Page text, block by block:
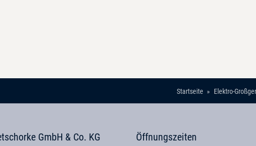
Startseite Elektro-
GmbH & Co. KG Öffnungszeiten